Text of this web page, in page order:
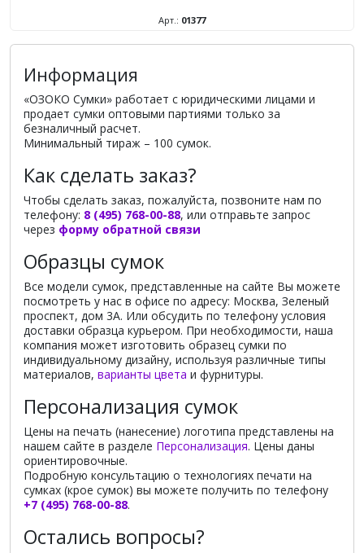
Арт.: 01377
Информация
«ОЗОКО Сумки» работает с юридическими лицами и
продает сумки оптовыми партиями только за
безналичный расчет.
Минимальный тираж – 100 сумок.
Как сделать заказ?
Чтобы сделать заказ, пожалуйста, позвоните нам по
телефону: 8 (495) 768-00-88, или отправьте запрос
через форму обратной связи
Образцы сумок
Все модели сумок, представленные на сайте Вы можете
посмотреть у нас в офисе по адресу: Москва, Зеленый
проспект, дом 3А. Или обсудить по телефону условия
доставки образца курьером. При необходимости, наша
компания может изготовить образец сумки по
индивидуальному дизайну, используя различные типы
материалов, варианты цвета и фурнитуры.
Персонализация сумок
Цены на печать (нанесение) логотипа представлены на
нашем сайте в разделе Персонализация. Цены даны
ориентировочные.
Подробную консультацию о технологиях печати на
сумках (крое сумок) вы можете получить по телефону
+7 (495) 768-00-88.
Остались вопросы?